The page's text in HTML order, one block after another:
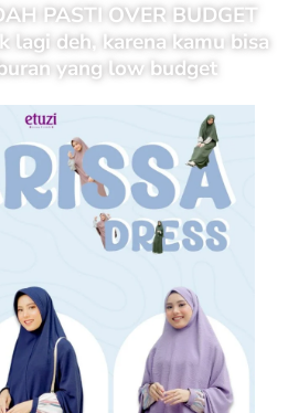
PASTI OVER BUDGET
lagi deh, karena kamu bisa
yang low budget